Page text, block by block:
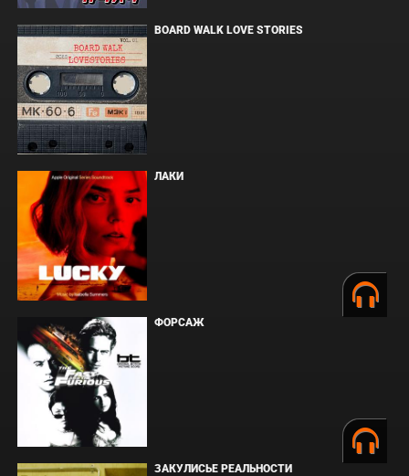
BOARD WALK LOVE STORIES
ЛАКИ
ФОРСАЖ
ЗАКУЛИСЬЕ РЕАЛЬНОСТИ